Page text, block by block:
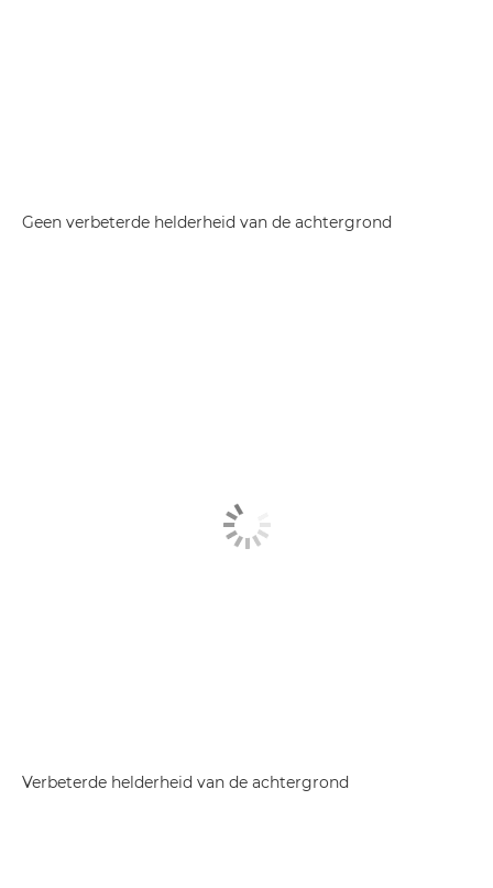
Geen verbeterde helderheid van de achtergrond
Verbeterde helderheid van de achtergrond